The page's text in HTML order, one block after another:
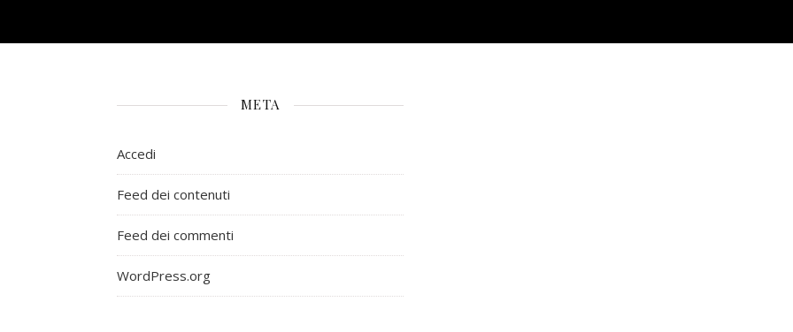
META
Accedi
Feed dei contenuti
Feed dei commenti
WordPress.org